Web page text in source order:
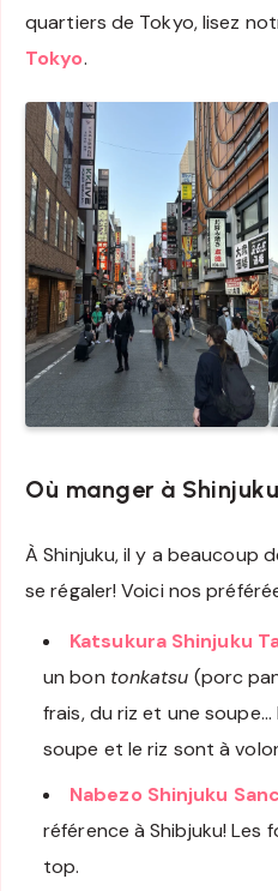
quartiers de Tokyo, lisez
Tokyo.
Où manger à
À Shinjuku, il y a beaucoup
se régaler! Voici nos
Katsukura Shinjuku
un bon tonkatsu (porc
frais, du riz et une
soupe et le riz sont à
Nabezo Shinjuku
référence à Shibjuku! Les
top.